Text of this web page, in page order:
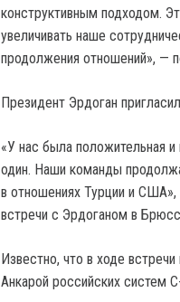
конструктивным подходом.
увеличивать наше
продолжения отношений», —
Президент Эрдоган
«У нас была положительная и
один. Наши команды
в отношениях Турции и
встречи с Эрдоганом в
Известно, что в ходе
Анкарой российских систем